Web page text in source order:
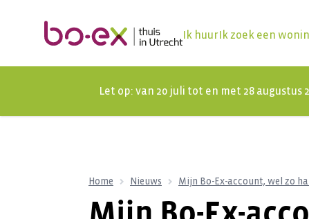
Ik huurIk zoek een
Let op: van 20 juli tot en met 28
Home Nieuws Mijn Bo-Ex-account, wel zo